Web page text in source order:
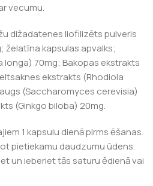
vecumu.
dižadatenes liofilizēts pulveris
želatīna kapsulas apvalks;
longa) 70mg; Bakopas ekstrakts
ekstrakts (Rhodiola
(Saccharomyces cerevisia)
(Ginkgo biloba) 20mg.
1 kapsulu dienā pirms ēšanas.
pietiekamu daudzumu ūdens.
un ieberiet tās saturu ēdienā vai